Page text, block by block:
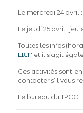
Le mercredi 24 avril
Le jeudi 25 avril : jeu
Toutes les infos
LIEN et il s’agit
Ces activités sont
contacter s’il vous
Le bureau du TPCC